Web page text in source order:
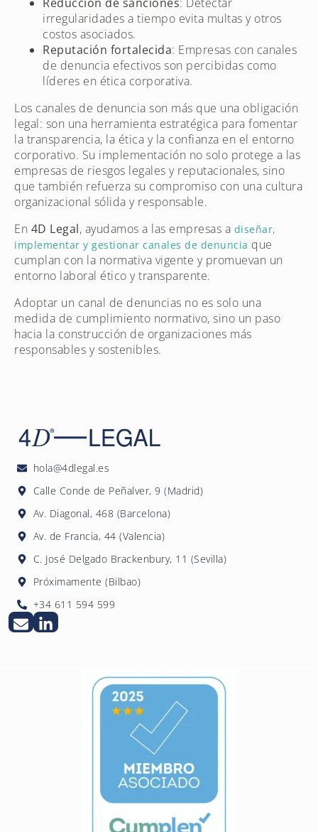
irregularidades a tiempo evita multas y otros
costos asociados.
Reputación fortalecida: Empresas con canales
de denuncia efectivos son percibidas como
líderes en ética corporativa.
Los canales de denuncia son más que una obligación
legal: son una herramienta estratégica para fomentar
la transparencia, la ética y la confianza en el entorno
corporativo. Su implementación no solo protege a las
empresas de riesgos legales y reputacionales, sino
que también refuerza su compromiso con una cultura
organizacional sólida y responsable.
En 4D Legal, ayudamos a las empresas a diseñar,
implementar y gestionar canales de denuncia que
cumplan con la normativa vigente y promuevan un
entorno laboral ético y transparente.
Adoptar un canal de denuncias no es solo una
medida de cumplimiento normativo, sino un paso
hacia la construcción de organizaciones más
responsables y sostenibles.
hola@4dlegal.es
Calle Conde de Peñalver, 9 (Madrid)
Av. Diagonal, 468 (Barcelona)
Av. de Francia, 44 (Valencia)
C. José Delgado Brackenbury, 11 (Sevilla)
Próximamente (Bilbao)
+34 611 594 599